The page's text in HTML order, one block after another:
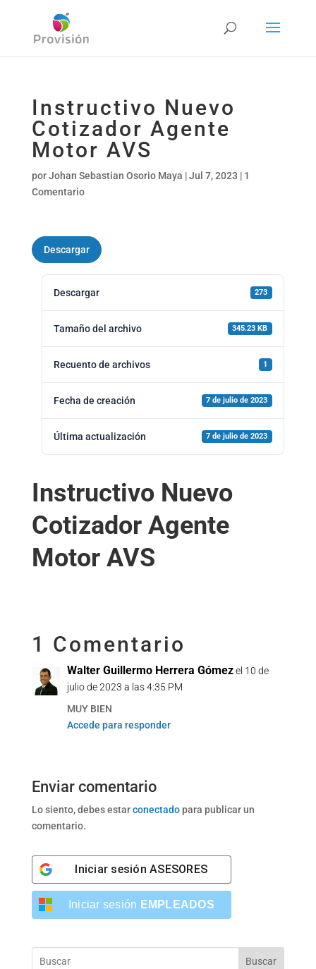
Instructivo Nuevo
Cotizador Agente
Motor AVS
porJohan Sebastian Osorio Maya |Jul 7, 2023 | 1
Comentario
Descargar
Descargar 273
Tamaño del archivo 345.23 KB
Recuento de archivos 1
Fecha de creación 7 de julio de 2023
Última actualización 7 de julio de 2023
Instructivo Nuevo
Cotizador Agente
Motor AVS
1 Comentario
Walter Guillermo Herrera Gómez el 10 de
julio de 2023 a las 4:35 PM
MUY BIEN
Accede para responder
Enviar comentario
Lo siento, debes estarconectadopara publicar un
comentario.
Iniciar sesiónASESORES
Iniciar sesión EMPLEADOS
Buscar